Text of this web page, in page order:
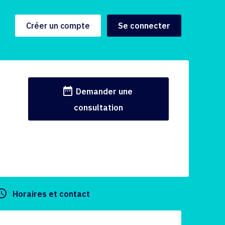
Créer un compte Se connecter
date_range Demander une
consultation
Horaires et contact